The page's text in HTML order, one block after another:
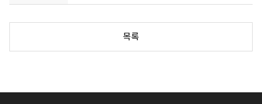
목록